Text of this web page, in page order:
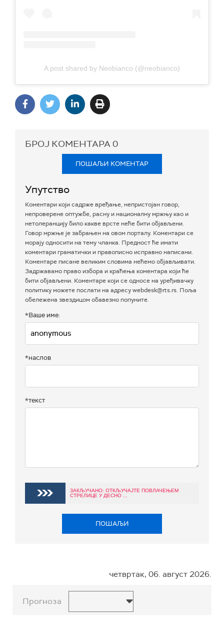
A post shared by Neobianco (@neobianco)
БРОЈ КОМЕНТАРА0
ПОШАЉИ КОМЕНТАР
Упутство
Коментари који садрже вређање, непристојан говор,
непроверене оптужбе, расну и националну мржњу као и
нетолеранцију било какве врсте неће бити објављени.
Говор мржње је забрањен на овом порталу. Коментари се
морају односити на тему чланка. Предност ће имати
коментари граматички и правописно исправно написани.
Коментаре писане великим словима нећемо објављивати.
Задржавамо право избора и краћења коментара који ће
бити објављени. Коментаре који се односе на уређивачку
политику можете послати на адресу webdesk@rts.rs. Поља
обележена звездицом обавезно попуните.
*Ваше име:
*наслов
*текст
ЗАКЉУЧАНО: ОТКЉУЧАЈТЕ ПОВЛАЧЕЊЕМ
СТРЕЛИЦЕ У ДЕСНО ...
ПОШАЉИ
четвртак, 06. август 2026.
Прогноза